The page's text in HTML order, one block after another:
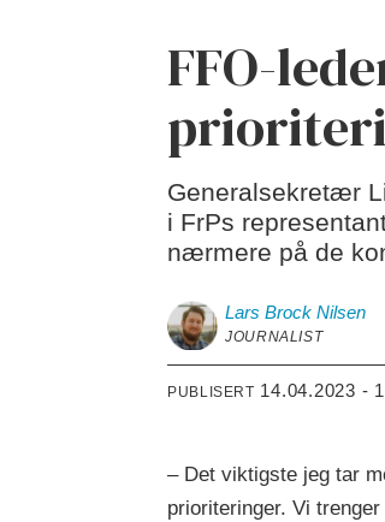
FFO-
Generalsekretær
i FrPs
nærmere på de
Lars Brock Nilsen
JOURNALIST
PUBLISERT 14.04.2023 -
– Det viktigste jeg tar
prioriteringer. Vi